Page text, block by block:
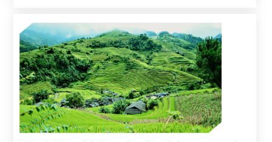
hiệu năng. Bài toán này khó bởi những hạn chế trong
việc quản lý kinh tế vùng hiện nay. Xu hướng liên kết
có, nhưng một sự khởi đầu không phải đơn giản.